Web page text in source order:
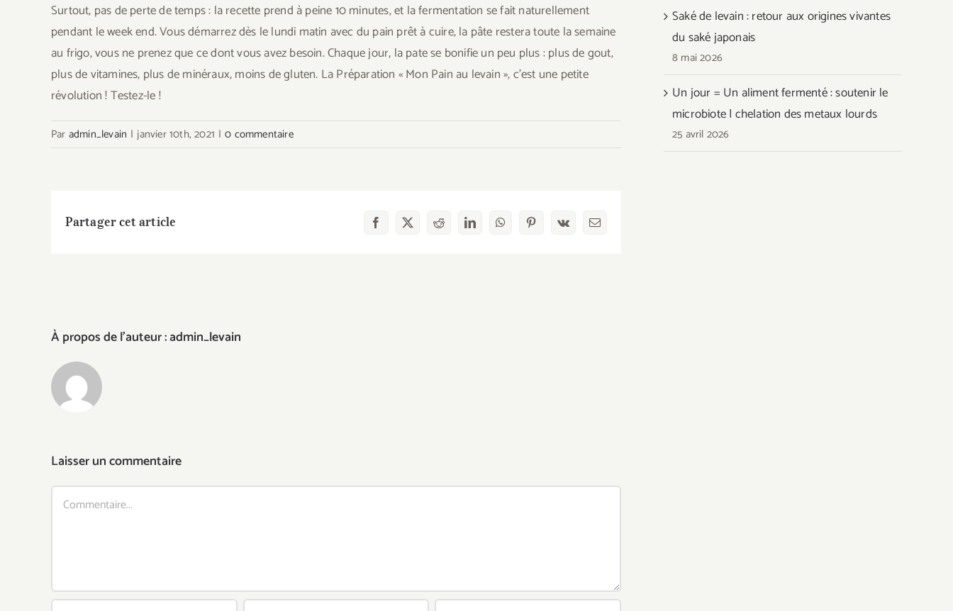
Surtout, pas de perte de temps : la recette prend à peine 10 minutes, et la fermentation se fait naturellement
pendant le week end. Vous démarrez dès le lundi matin avec du pain prêt à cuire, la pâte restera toute la semaine
au frigo, vous ne prenez que ce dont vous avez besoin. Chaque jour, la pate se bonifie un peu plus : plus de gout,
plus de vitamines, plus de minéraux, moins de gluten. La Préparation « Mon Pain au levain », c’est une petite
révolution ! Testez-le !
Par admin_levain | janvier 10th, 2021 | 0 commentaire
Partager cet article Facebook
X RedditLinkedInWhatsAppPinterest
Vk Email
À propos de l'auteur :admin_levain
Laisser un commentaire
Commentaire
Saké de levain : retour aux origines vivantes
du saké japonais
8 mai 2026
Un jour = Un aliment fermenté : soutenir le
microbiote | chelation des metaux lourds
25 avril 2026